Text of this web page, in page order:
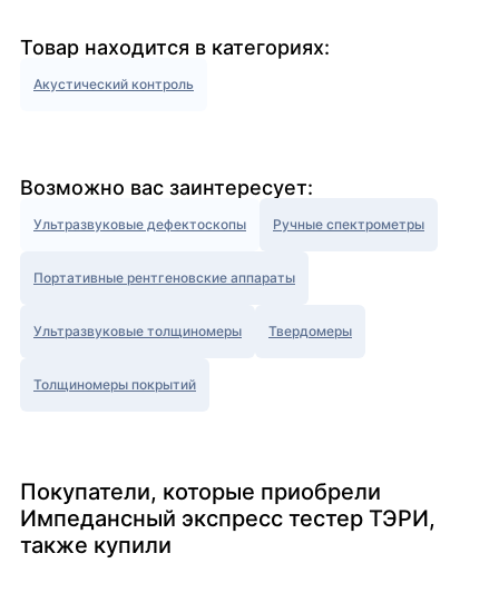
Товар находится в категориях:
Акустический контроль
Возможно вас заинтересует:
Ультразвуковые дефектоскопы Ручные спектрометры
Портативные рентгеновские аппараты
Ультразвуковые толщиномеры Твердомеры
Толщиномеры покрытий
Покупатели, которые приобрели
Импедансный экспресс тестер ТЭРИ,
также купили